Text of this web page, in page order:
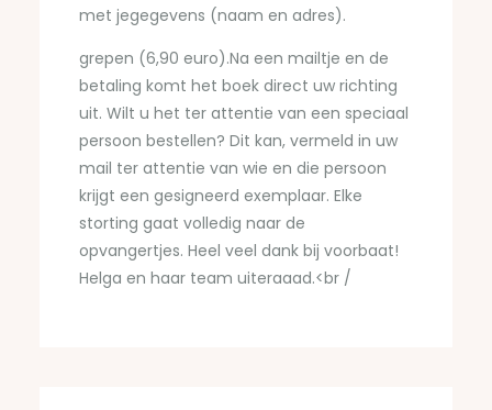
met jegegevens (naam en adres).
grepen (6,90 euro).Na een mailtje en de
betaling komt het boek direct uw richting
uit. Wilt u het ter attentie van een speciaal
persoon bestellen? Dit kan, vermeld in uw
mail ter attentie van wie en die persoon
krijgt een gesigneerd exemplaar. Elke
storting gaat volledig naar de
opvangertjes. Heel veel dank bij voorbaat!
Helga en haar team uiteraaad.<br /